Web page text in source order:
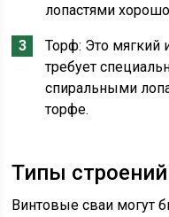
лопастями
Торф: Это мягкий
требует
спиральными
торфе.
Типы строений
Винтовые сваи могут